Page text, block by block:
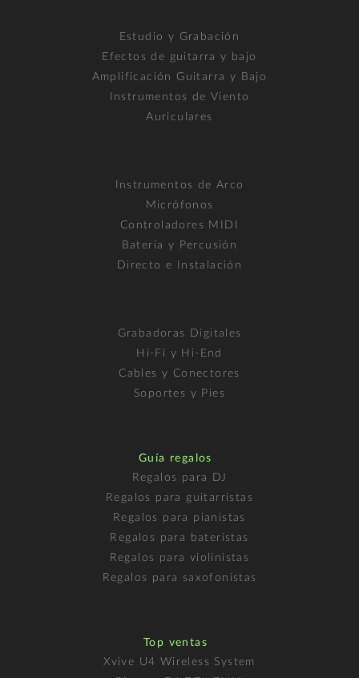
Estudio y Grabación
Efectos de guitarra y bajo
Amplificación Guitarra y Bajo
Instrumentos de Viento
Auriculares
Instrumentos de Arco
Micrófonos
Controladores MIDI
Batería y Percusión
Directo e Instalación
Grabadoras Digitales
Hi-Fi y Hi-End
Cables y Conectores
Soportes y Pies
Guía regalos
Regalos para DJ
Regalos para guitarristas
Regalos para pianistas
Regalos para bateristas
Regalos para violinistas
Regalos para saxofonistas
Top ventas
Xvive U4 Wireless System